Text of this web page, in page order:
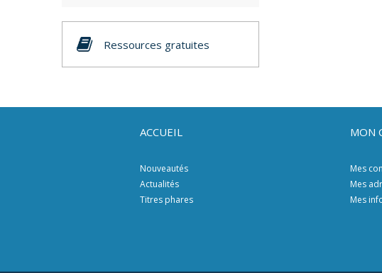
Ressources gratuites
ACCUEIL
Nouveautés
Actualités
Titres phares
MON
Mes
Mes
Mes